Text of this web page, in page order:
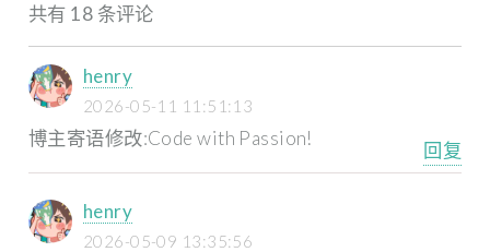
共有 18 条评论
henry
2026-05-11 11:51:13
博主寄语修改:Code with Passion!
回复
henry
2026-05-09 13:35:56